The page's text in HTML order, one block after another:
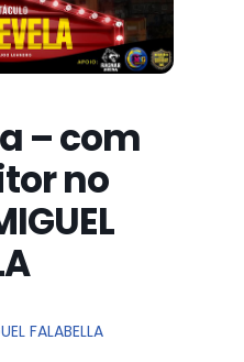
– com
no
FALABELLA